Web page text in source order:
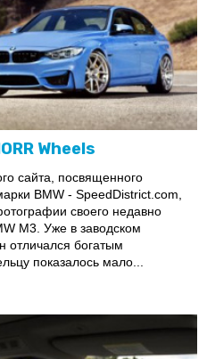
Wheels
сайта, посвященного
BMW - SpeedDistrict.com,
своего недавно
M3. Уже в заводском
отличался богатым
показалось мало...